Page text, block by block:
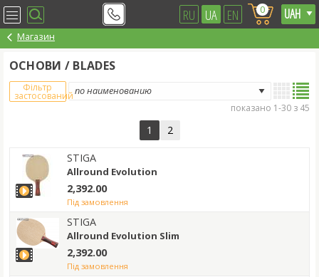
RU UA EN 0
Магазин
ОСНОВИ / BLADES
Фільтр
застосований
показано 1-30 з 45
1 2
STIGA
Allround Evolution
2,392.00
під замовлення
STIGA
Allround Evolution Slim
2,392.00
під замовлення